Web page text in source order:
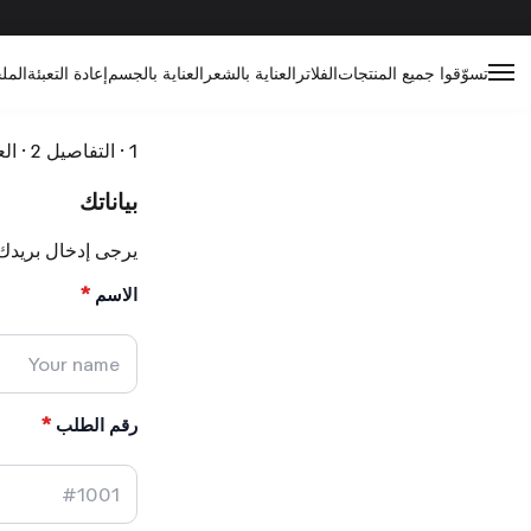
تسوّقوا جميع المنتجاتالفلاتر العناية بالشعر العناية بالجسمإعادة التعبئة